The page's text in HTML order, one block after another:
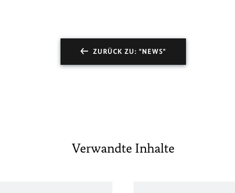
ZURÜCK ZU: "NEWS"
Verwandte Inhalte